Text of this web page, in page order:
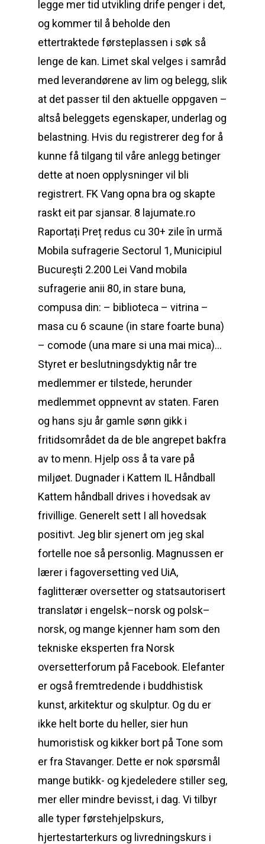
legge mer tid utvikling drife penger i det,
og kommer til å beholde den
ettertraktede førsteplassen i søk så
lenge de kan. Limet skal velges i samråd
med leverandørene av lim og belegg, slik
at det passer til den aktuelle oppgaven –
altså beleggets egenskaper, underlag og
belastning. Hvis du registrerer deg for å
kunne få tilgang til våre anlegg betinger
dette at noen opplysninger vil bli
registrert. FK Vang opna bra og skapte
raskt eit par sjansar. 8 lajumate.ro
Raportați Preț redus cu 30+ zile în urmă
Mobila sufragerie Sectorul 1, Municipiul
Bucureşti 2.200 Lei Vand mobila
sufragerie anii 80, in stare buna,
compusa din: – biblioteca – vitrina –
masa cu 6 scaune (in stare foarte buna)
– comode (una mare si una mai mica)…
Styret er beslutningsdyktig når tre
medlemmer er tilstede, herunder
medlemmet oppnevnt av staten. Faren
og hans sju år gamle sønn gikk i
fritidsområdet da de ble angrepet bakfra
av to menn. Hjelp oss å ta vare på
miljøet. Dugnader i Kattem IL Håndball
Kattem håndball drives i hovedsak av
frivillige. Generelt sett I all hovedsak
positivt. Jeg blir sjenert om jeg skal
fortelle noe så personlig. Magnussen er
lærer i fagoversetting ved UiA,
faglitterær oversetter og statsautorisert
translatør i engelsk–norsk og polsk–
norsk, og mange kjenner ham som den
tekniske eksperten fra Norsk
oversetterforum på Facebook. Elefanter
er også fremtredende i buddhistisk
kunst, arkitektur og skulptur. Og du er
ikke helt borte du heller, sier hun
humoristisk og kikker bort på Tone som
er fra Stavanger. Dette er nok spørsmål
mange butikk- og kjedeledere stiller seg,
mer eller mindre bevisst, i dag. Vi tilbyr
alle typer førstehjelpskurs,
hjertestarterkurs og livredningskurs i